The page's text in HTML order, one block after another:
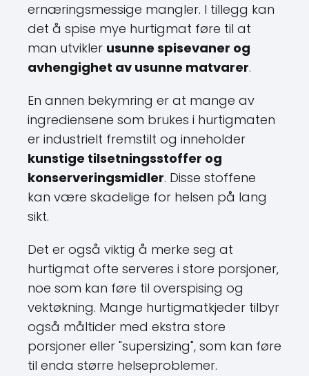
ernæringsmessige mangler. I tillegg kan
det å spise mye hurtigmat føre til at
man utvikler usunne spisevaner og
avhengighet av usunne matvarer.
En annen bekymring er at mange av
ingrediensene som brukes i hurtigmaten
er industrielt fremstilt og inneholder
kunstige tilsetningsstoffer og
konserveringsmidler. Disse stoffene
kan være skadelige for helsen på lang
sikt.
Det er også viktig å merke seg at
hurtigmat ofte serveres i store porsjoner,
noe som kan føre til overspising og
vektøkning. Mange hurtigmatkjeder tilbyr
også måltider med ekstra store
porsjoner eller "supersizing", som kan føre
til enda større helseproblemer.